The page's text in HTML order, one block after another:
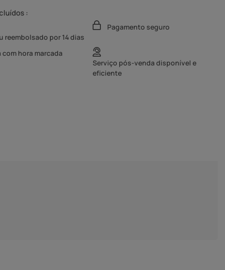
:
reembolsado por 14 dias
Pagamento seguro
com hora marcada
Serviço pós-venda disponível e
eficiente